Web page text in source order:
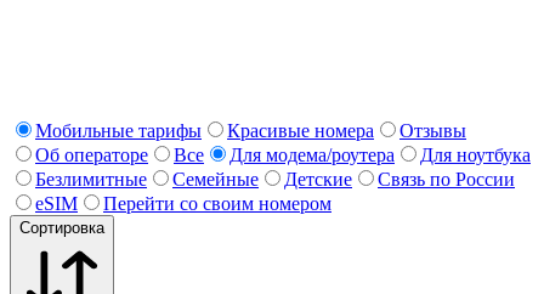
Мобильные тарифы Красивые номера
Отзывы
Об операторе
Все Для модема/роутера
Для ноутбука
Безлимитные
Семейные Детские
Связь по России
eSIM
Перейти со своим номером
Сортировка